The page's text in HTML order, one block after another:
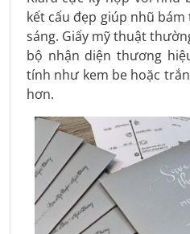
kết cấu đẹp giúp nhũ
sáng. Giấy mỹ thuật
bộ nhận diện thương
tính như kem be hoặc
hơn.